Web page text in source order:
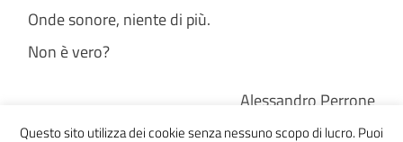
Onde sonore, niente di più.
Non è vero?
Alessandro Perrone
Questo sito utilizza dei cookie senza nessuno scopo di lucro. Puoi